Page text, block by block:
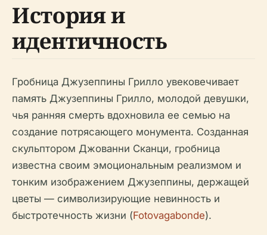
История и
идентичность
Гробница Джузеппины Грилло увековечивает
память Джузеппины Грилло, молодой девушки,
чья ранняя смерть вдохновила ее семью на
создание потрясающего монумента. Созданная
скульптором Джованни Сканци, гробница
известна своим эмоциональным реализмом и
тонким изображением Джузеппины, держащей
цветы — символизирующие невинность и
быстротечность жизни (Fotovagabonde).